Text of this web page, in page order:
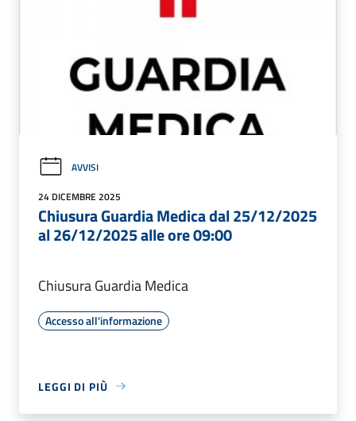
AVVISI
24 DICEMBRE 2025
Chiusura Guardia Medica dal 25/12/2025
al 26/12/2025 alle ore 09:00
Chiusura Guardia Medica
Accesso all'informazione
LEGGI DI PIÙ